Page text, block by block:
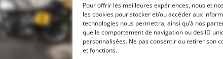
Pour offrir les meilleures expériences, nous et
les cookies pour stocker et/ou accéder aux
technologies nous permettra, ainsi qu’à nos
que le comportement de navigation ou des ID
personnalisées. Ne pas consentir ou retirer son
et fonctions.
10